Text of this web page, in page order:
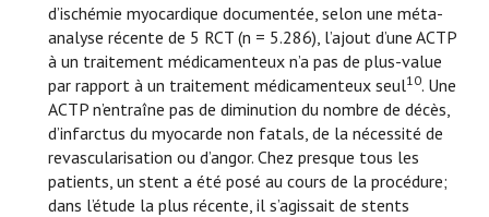
d’ischémie myocardique documentée, selon une méta-
analyse récente de 5 RCT (n = 5.286), l’ajout d’une ACTP
à un traitement médicamenteux n’a pas de plus-value
par rapport à un traitement médicamenteux seul10. Une
ACTP n’entraîne pas de diminution du nombre de décès,
d’infarctus du myocarde non fatals, de la nécessité de
revascularisation ou d’angor. Chez presque tous les
patients, un stent a été posé au cours de la procédure;
dans l’étude la plus récente, il s’agissait de stents